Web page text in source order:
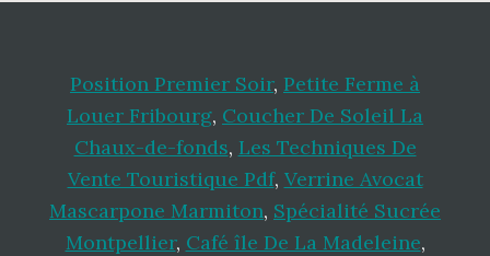
Position Premier Soir, Petite Ferme à
Louer Fribourg, Coucher De Soleil La
Chaux-de-fonds, Les Techniques De
Vente Touristique Pdf, Verrine Avocat
Mascarpone Marmiton, Spécialité Sucrée
Montpellier, Café île De La Madeleine,